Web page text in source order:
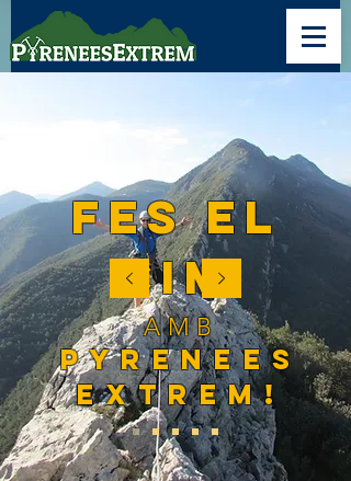
fes el
cim
AMB
PYRENEES
EXTREM!